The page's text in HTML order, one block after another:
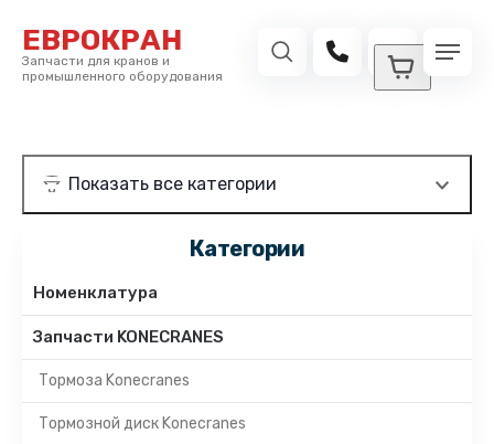
ЕВРОКРАН
Запчасти для кранов и
промышленного оборудования
Категории
Номенклатура
Запчасти KONECRANES
Тормоза Konecranes
Тормозной диск Konecranes